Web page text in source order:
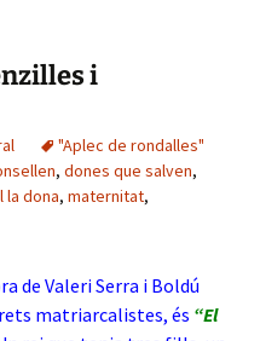
i
"Aplec de rondalles"
, dones que salven,
la dona, maternitat,
de Valeri Serra i Boldú
matriarcalistes, és “El